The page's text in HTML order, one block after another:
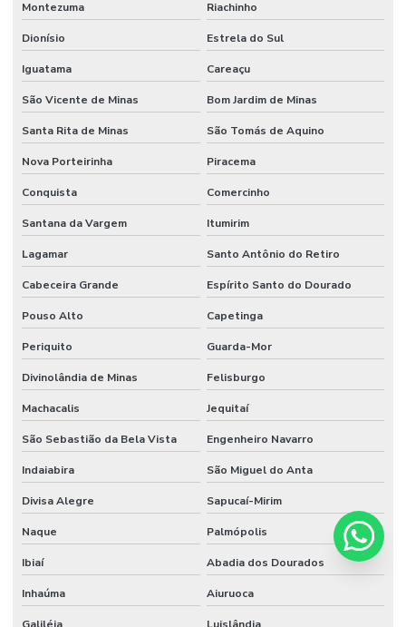
Montezuma Riachinho
Dionísio Estrela do Sul
Iguatama Careaçu
São Vicente de Minas Bom Jardim de Minas
Santa Rita de Minas São Tomás de Aquino
Nova Porteirinha Piracema
Conquista Comercinho
Santana da Vargem Itumirim
Lagamar Santo Antônio do Retiro
Cabeceira Grande Espírito Santo do Dourado
Pouso Alto Capetinga
Periquito Guarda-Mor
Divinolândia de Minas Felisburgo
Machacalis Jequitaí
São Sebastião da Bela Vista Engenheiro Navarro
Indaiabira São Miguel do Anta
Divisa Alegre Sapucaí-Mirim
Naque Palmópolis
Ibiaí Abadia dos Dourados
Inhaúma Aiuruoca
Galiléia Luislândia